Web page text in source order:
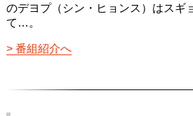
のデヨプ（シン・ヒョンス）はスギ
て…。
番組紹介へ